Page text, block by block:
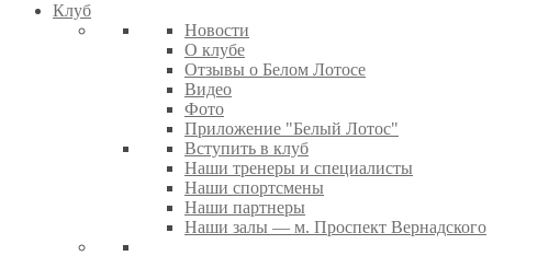
Клуб
Новости
О клубе
Отзывы о Белом Лотосе
Видео
Фото
Приложение "Белый Лотос"
Вступить в клуб
Наши тренеры и специалисты
Наши спортсмены
Наши партнеры
Наши залы — м. Проспект Вернадского